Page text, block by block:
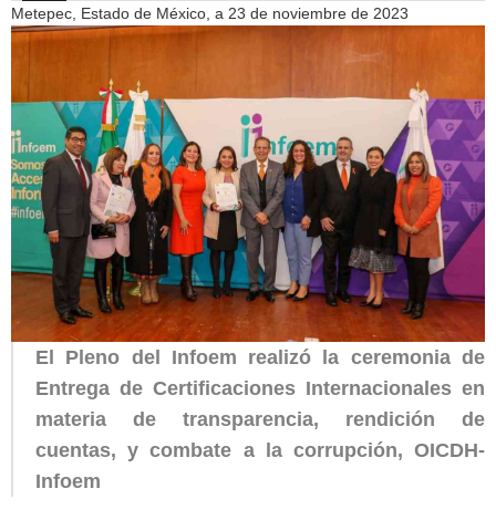
Metepec, Estado de México, a 23 de noviembre de 2023
El Pleno del Infoem realizó la ceremonia de
Entrega de Certificaciones Internacionales en
materia de transparencia, rendición de
cuentas, y combate a la corrupción, OICDH-
Infoem